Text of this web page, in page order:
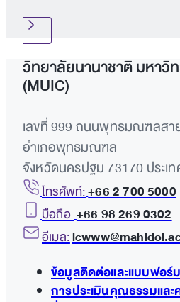
วิทยาลัยนานาชาติ มหาวิ
(MUIC)
เลขที่ 999 ถนนพุทธมณฑลสา
อำเภอพุทธมณฑล
จังหวัดนครปฐม 73170 ประเท
โทรศัพท์:+66 2 700 5000
มือถือ:+66 98 269 0302
อีเมล:
ข้อมูลติดต่อและแบบฟอร์
การประเมินคุณธรรมและ